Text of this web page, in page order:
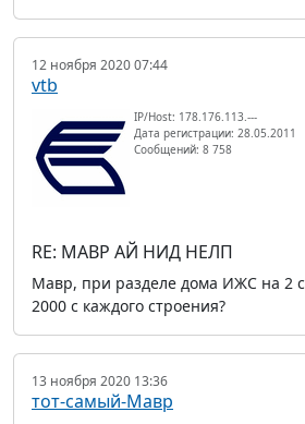
12 ноября 2020 07:44
vtb
IP/Host: 178.176.113.---
Дата регистрации: 28.05.2011
Сообщений: 8 758
RE: МАВР АЙ НИД НЕЛП
Мавр, при разделе дома ИЖС на 2
2000 с каждого строения?
13 ноября 2020 13:36
тот-самый-Мавр